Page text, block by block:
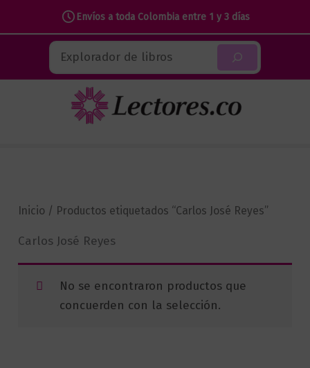
Envíos a toda Colombia entre 1 y 3 días
contenido
Buscar
Inicio / Productos etiquetados “Carlos José Reyes”
Carlos José Reyes
No se encontraron productos que
concuerden con la selección.